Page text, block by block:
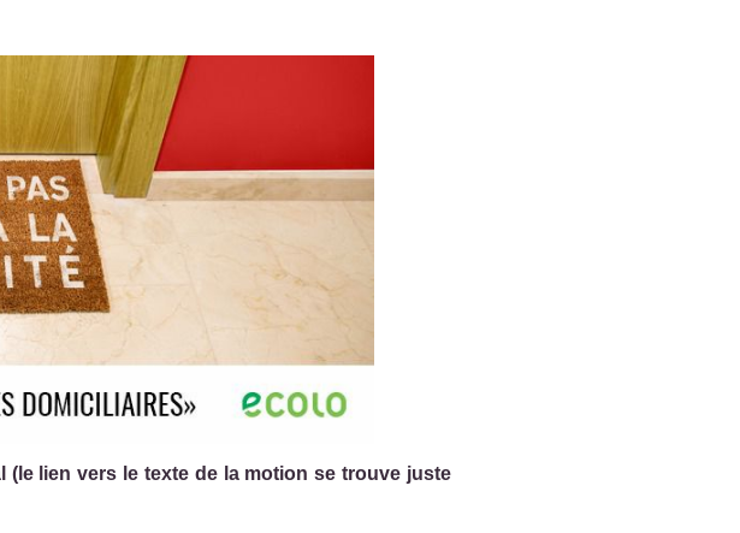
(le lien vers le texte de la motion se trouve juste